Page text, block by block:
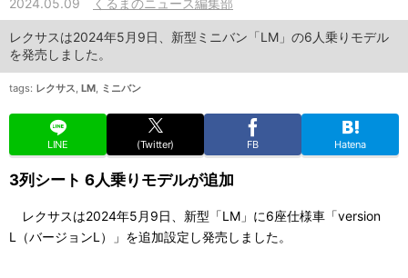
2024.05.09 くるまのニュース編集部
レクサスは2024年5月9日、新型ミニバン「LM」の6人乗りモデル
を発売しました。
tags: レクサス, LM, ミニバン
LINE (Twitter) FB Hatena
3列シート 6人乗りモデルが追加
レクサスは2024年5月9日、新型「LM」に6座仕様車「version
L（バージョンL）」を追加設定し発売しました。